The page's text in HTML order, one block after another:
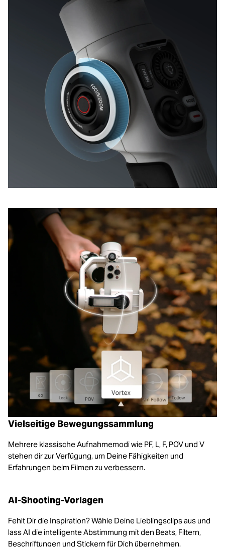
Vielseitige Bewegungssammlung
Mehrere klassische Aufnahmemodi wie PF, L, F, POV und V
stehen dir zur Verfügung, um Deine Fähigkeiten und
Erfahrungen beim Filmen zu verbessern.
AI-Shooting-Vorlagen
Fehlt Dir die Inspiration? Wähle Deine Lieblingsclips aus und
lass AI die intelligente Abstimmung mit den Beats, Filtern,
Beschriftungen und Stickern für Dich übernehmen.